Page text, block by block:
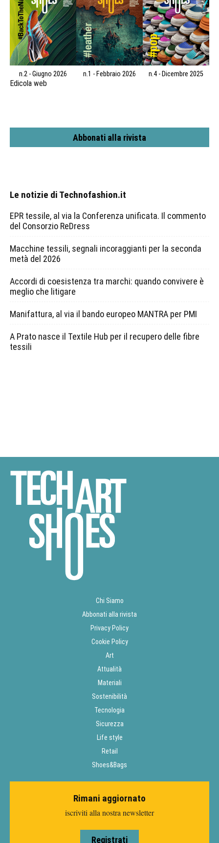
n.2 - Giugno 2026 n.1 - Febbraio 2026 n.4 - Dicembre 2025
Edicola web
Abbonati alla rivista
Le notizie di Technofashion.it
EPR tessile, al via la Conferenza unificata. Il commento
del Consorzio ReDress
Macchine tessili, segnali incoraggianti per la seconda
metà del 2026
Accordi di coesistenza tra marchi: quando convivere è
meglio che litigare
Manifattura, al via il bando europeo MANTRA per PMI
A Prato nasce il Textile Hub per il recupero delle fibre
tessili
Chi Siamo
Abbonati alla rivista
Privacy Policy
Cookie Policy
Art
Attualità
Materiali
Sostenibilità
Tecnologia
Sicurezza
Life style
Retail
Shoes&Bags
Rimani aggiornato
iscriviti alla nostra newsletter
Registrati